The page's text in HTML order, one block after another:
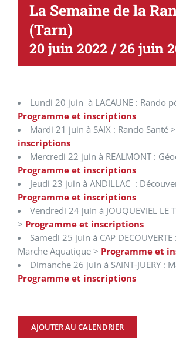
La Semaine de la
(Tarn)
20 juin 2022 /26 juin
Lundi 20 juin à LACAUNE : Rando
Programme et inscriptions
Mardi 21 juin à SAIX : Rando Santé >
inscriptions
Mercredi 22 juin à REALMONT :
Programme et inscriptions
Jeudi 23 juin à ANDILLAC :
Programme et inscriptions
Vendredi 24 juin à JOUQUEVIEL LE
> Programme et inscriptions
Samedi 25 juin à CAP
Marche Aquatique > Programme et
Dimanche 26 juin à SAINT-JUERY :
Programme et inscriptions
AJOUTER AU CALENDRIER